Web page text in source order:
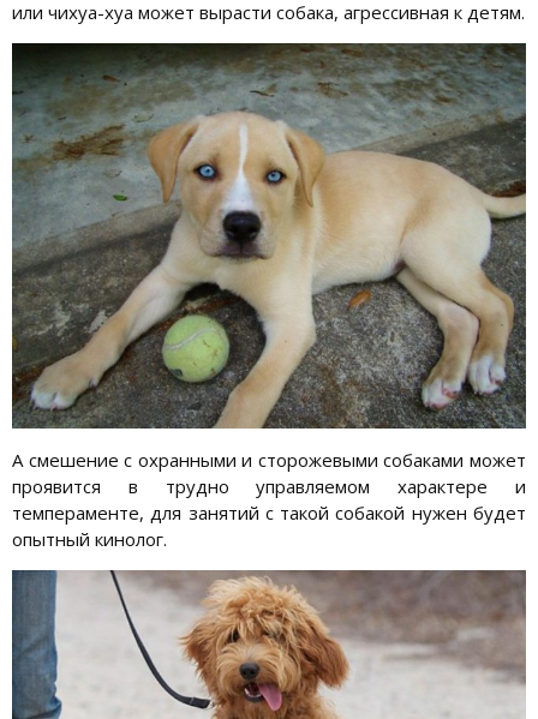
или чихуа-хуа может вырасти собака, агрессивная к детям.
А смешение с охранными и сторожевыми собаками может
проявится в трудно управляемом характере и
темпераменте, для занятий с такой собакой нужен будет
опытный кинолог.